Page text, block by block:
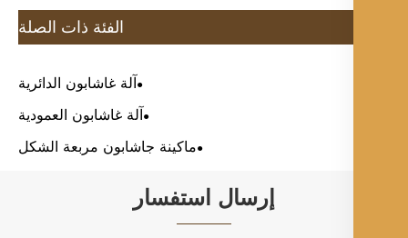
الفئة ذات الصلة
آلة غاشابون الدائرية
آلة غاشابون العمودية
ماكينة جاشابون مربعة الشكل
إرسال استفسار